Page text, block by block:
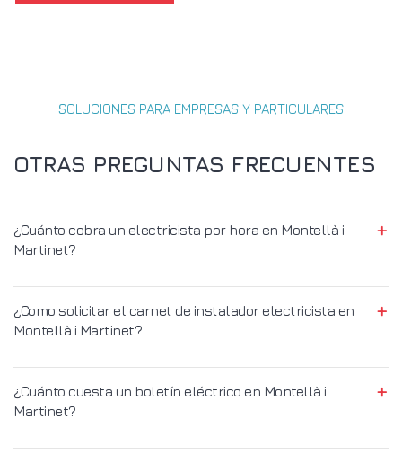
SOLUCIONES PARA EMPRESAS Y PARTICULARES
OTRAS PREGUNTAS FRECUENTES
¿Cuánto cobra un electricista por hora en Montellà i
Martinet?
¿Como solicitar el carnet de instalador electricista en
Montellà i Martinet?
¿Cuánto cuesta un boletín eléctrico en Montellà i
Martinet?